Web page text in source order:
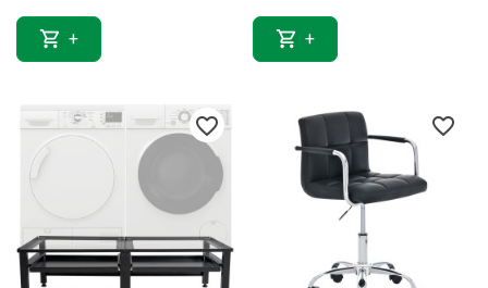
 +  +
favorite_border favorite_border